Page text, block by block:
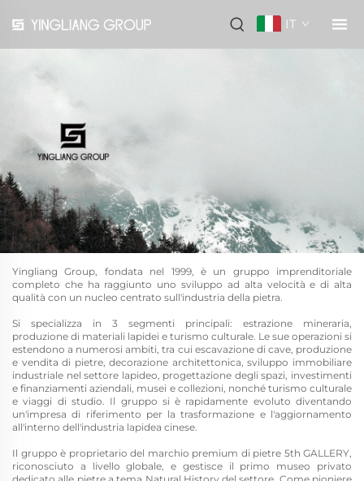
IT
Yingliang Group, fondata nel 1999, è un gruppo imprenditoriale
completo che ha raggiunto uno sviluppo ad alta velocità e di alta
qualità con un nucleo centrato sull'industria della pietra.
Si specializza in 3 segmenti principali: estrazione mineraria,
produzione di materiali lapidei e turismo culturale. Le sue operazioni si
estendono a numerosi ambiti, tra cui escavazione di cave, produzione
e vendita di pietre, decorazione architettonica, sviluppo immobiliare
industriale nel settore lapideo, progettazione degli spazi, investimenti
e finanziamenti aziendali, musei e collezioni, nonché turismo culturale
e viaggi di studio. Il gruppo si è rapidamente evoluto diventando
un'impresa di riferimento per la trasformazione e l'aggiornamento
all'interno dell'industria lapidea cinese.
Il gruppo è proprietario del marchio premium di pietre 5th GALLERY,
riconosciuto a livello globale, e gestisce il primo museo privato